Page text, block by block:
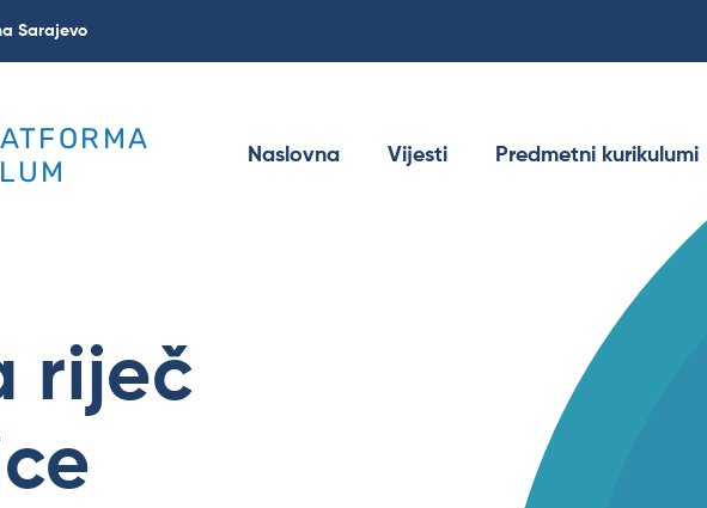
Sarajevo
Naslovna Vijesti Predmetni kurikulumi
riječ